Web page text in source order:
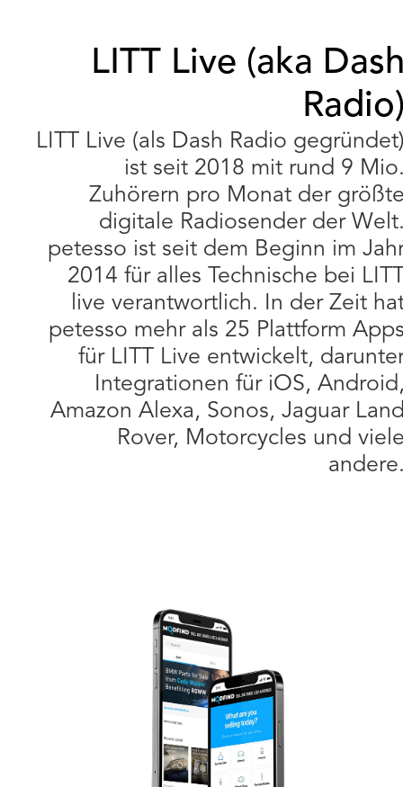
LITT Live (aka
LITT Live (als Dash Radio
ist seit 2018 mit rund 9
Zuhörern pro Monat der
digitale Radiosender der
petesso ist seit dem Beginn im
2014 für alles Technische bei
live verantwortlich. In der Zeit
petesso mehr als 25 Plattform
für LITT Live entwickelt,
Integrationen für iOS,
Amazon Alexa, Sonos, Jaguar
Rover, Motorcycles und